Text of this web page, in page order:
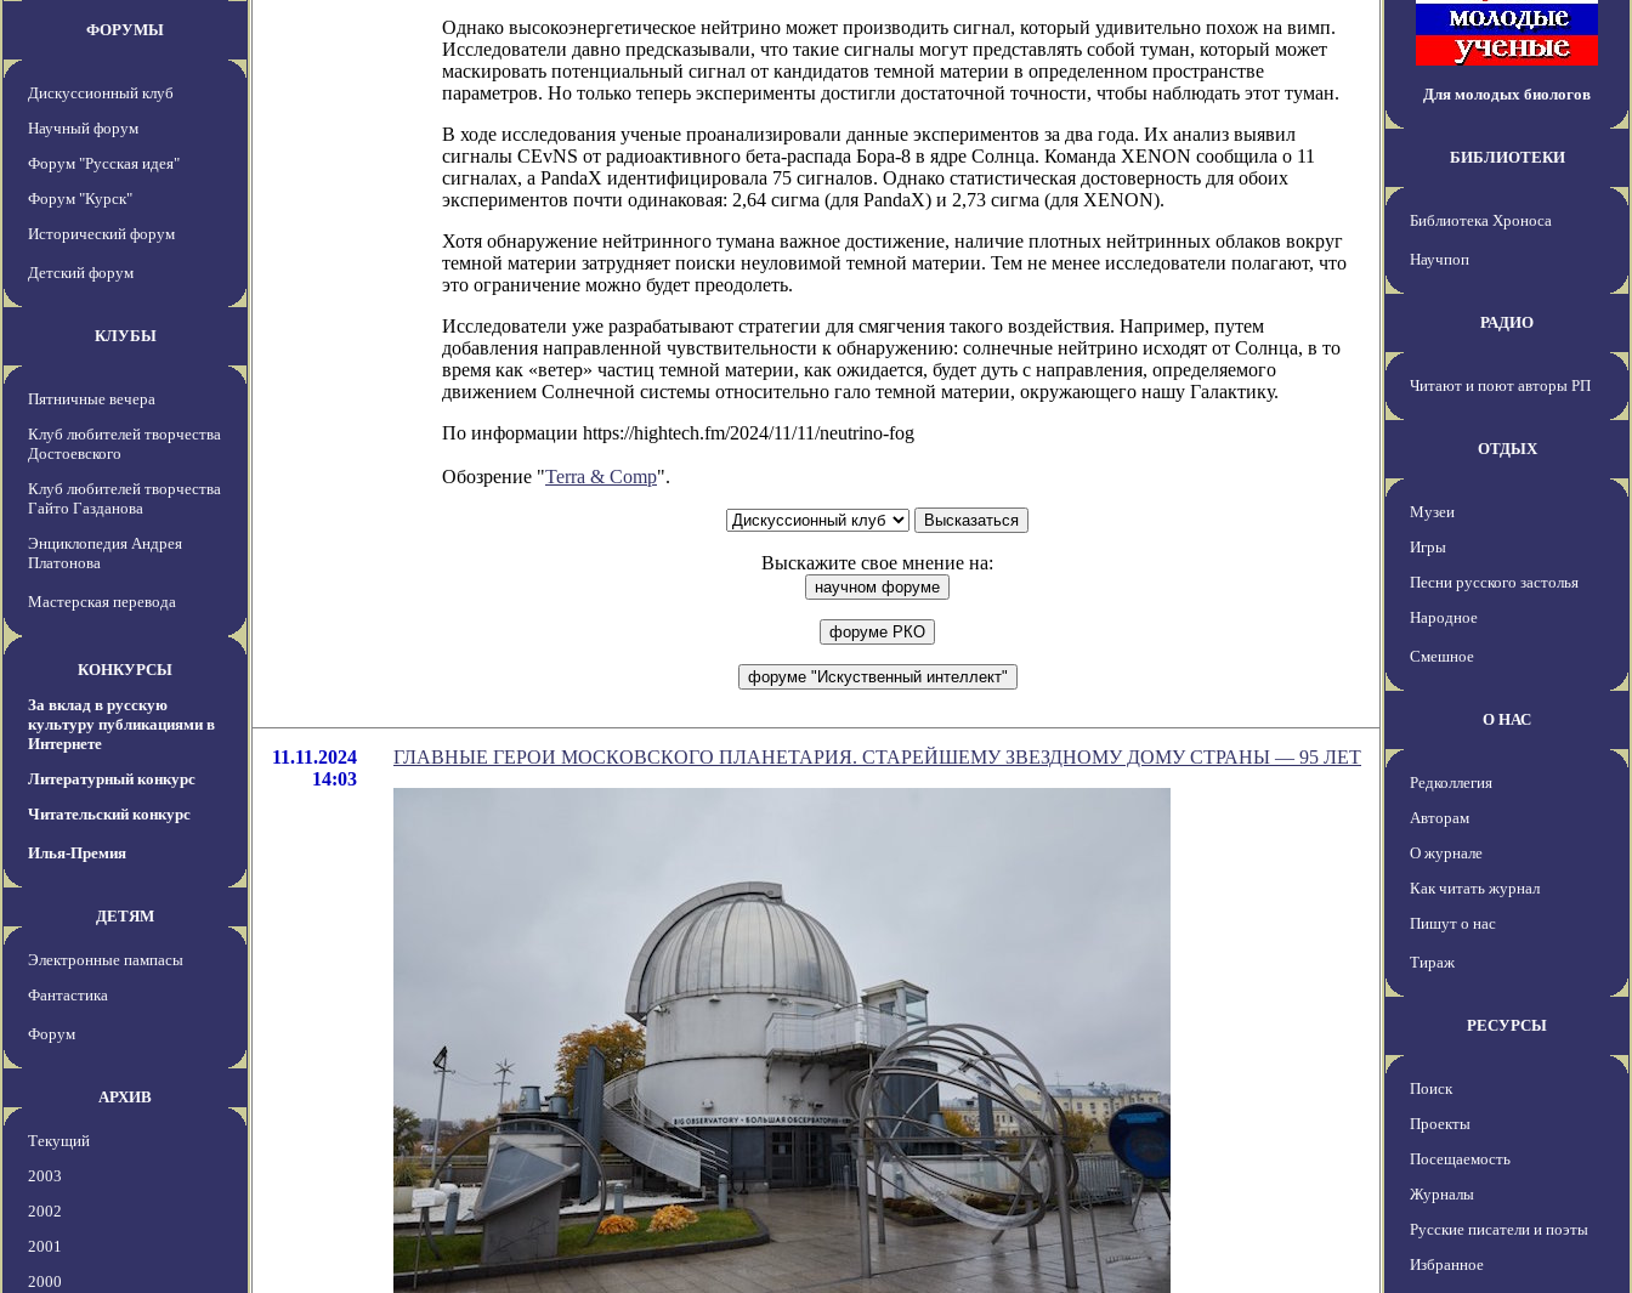
ФОРУМЫ
Дискуссионный клуб
Научный форум
Форум "Русская идея"
Форум "Курск"
Исторический форум
Детский форум
КЛУБЫ
Пятничные вечера
Клуб любителей творчества
Достоевского
Клуб любителей творчества
Гайто Газданова
Энциклопедия Андрея
Платонова
Мастерская перевода
КОНКУРСЫ
За вклад в русскую
культуру публикациями в
Интернете
Литературный конкурс
Читательский конкурс
Илья-Премия
ДЕТЯМ
Электронные пампасы
Фантастика
Форум
АРХИВ
Текущий
2003
2002
2001
2000
Однако высокоэнергетическое нейтрино может производить сигнал, который удивительно похож на вимп.
Исследователи давно предсказывали, что такие сигналы могут представлять собой туман, который может
маскировать потенциальный сигнал от кандидатов темной материи в определенном пространстве
параметров. Но только теперь эксперименты достигли достаточной точности, чтобы наблюдать этот туман.
В ходе исследования ученые проанализировали данные экспериментов за два года. Их анализ выявил
сигналы CEvNS от радиоактивного бета-распада Бора-8 в ядре Солнца. Команда XENON сообщила о 11
сигналах, а PandaX идентифицировала 75 сигналов. Однако статистическая достоверность для обоих
экспериментов почти одинаковая: 2,64 сигма (для PandaX) и 2,73 сигма (для XENON).
Хотя обнаружение нейтринного тумана важное достижение, наличие плотных нейтринных облаков вокруг
темной материи затрудняет поиски неуловимой темной материи. Тем не менее исследователи полагают, что
это ограничение можно будет преодолеть.
Исследователи уже разрабатывают стратегии для смягчения такого воздействия. Например, путем
добавления направленной чувствительности к обнаружению: солнечные нейтрино исходят от Солнца, в то
время как «ветер» частиц темной материи, как ожидается, будет дуть с направления, определяемого
движением Солнечной системы относительно гало темной материи, окружающего нашу Галактику.
По информации https://hightech.fm/2024/11/11/neutrino-fog
Обозрение "Terra & Comp".
Выскажите свое мнение на:
11.11.2024
14:03
ГЛАВНЫЕ ГЕРОИ МОСКОВСКОГО ПЛАНЕТАРИЯ. СТАРЕЙШЕМУ ЗВЕЗДНОМУ ДОМУ СТРАНЫ ― 95 ЛЕТ
Для молодых биологов
БИБЛИОТЕКИ
Библиотека Хроноса
Научпоп
РАДИО
Читают и поют авторы РП
ОТДЫХ
Музеи
Игры
Песни русского застолья
Народное
Смешное
О НАС
Редколлегия
Авторам
О журнале
Как читать журнал
Пишут о нас
Тираж
РЕСУРСЫ
Поиск
Проекты
Посещаемость
Журналы
Русские писатели и поэты
Избранное